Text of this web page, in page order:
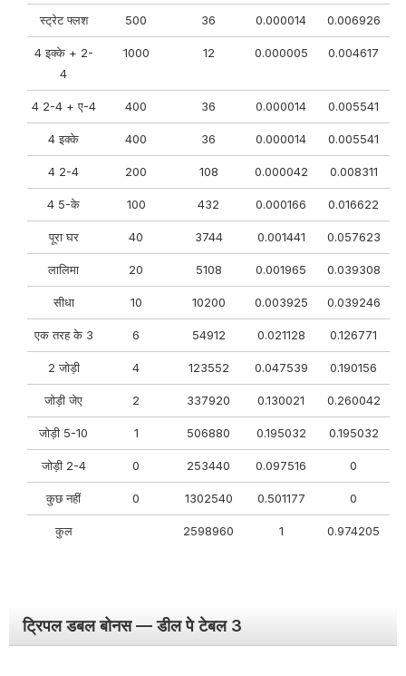
स्ट्रेट फ्लश 500 36 0.000014 0.006926
4 इक्के + 2-
4
1000 12 0.000005 0.004617
4 2-4 + ए-4 400 36 0.000014 0.005541
4 इक्के 400 36 0.000014 0.005541
4 2-4 200 108 0.000042 0.008311
4 5-के 100 432 0.000166 0.016622
पूरा घर 40 3744 0.001441 0.057623
लालिमा 20 5108 0.001965 0.039308
सीधा 10 10200 0.003925 0.039246
एक तरह के 3 6 54912 0.021128 0.126771
2 जोड़ी 4 123552 0.047539 0.190156
जोड़ी जेए 2 337920 0.130021 0.260042
जोड़ी 5-10 1 506880 0.195032 0.195032
जोड़ी 2-4 0 253440 0.097516 0
कुछ नहीं 0 1302540 0.501177 0
कुल 2598960 1 0.974205
ट्रिपल डबल बोनस — डील पे टेबल 3